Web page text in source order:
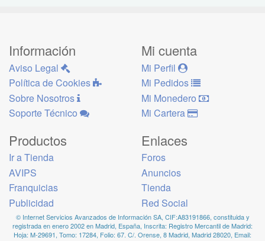
Información
Aviso Legal
Política de Cookies
Sobre Nosotros
Soporte Técnico
Mi cuenta
Mi Perfil
Mi Pedidos
Mi Monedero
Mi Cartera
Productos
Ir a Tienda
AVIPS
Franquicias
Publicidad
Enlaces
Foros
Anuncios
Tienda
Red Social
© Internet Servicios Avanzados de Información SA, CIF:A83191866, constituida y
registrada en enero 2002 en Madrid, España, Inscrita: Registro Mercantil de Madrid:
Hoja: M-29691, Tomo: 17284, Folio: 67. C/. Orense, 8 Madrid, Madrid 28020, Email: